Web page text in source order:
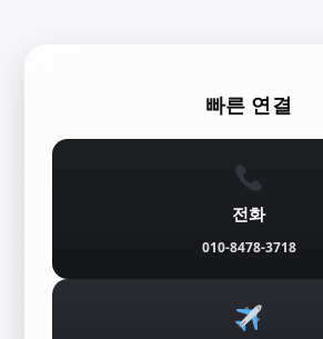
빠른 연결
전화
010-8478-3718